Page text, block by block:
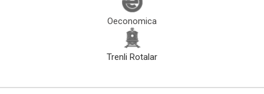
Oeconomica
Trenli Rotalar